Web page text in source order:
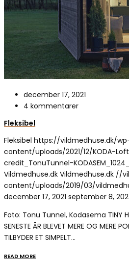
december 17, 2021
4 kommentarer
Fleksibel
Fleksibel https://vildmedhuse.dk/
content/uploads/2021/12/KODA-
credit_TonuTunnel-
Vildmedhuse.dk Vildmedhuse.dk //
content/uploads/2019/03/
december 17, 2021 september 8,
Foto: Tonu Tunnel, Kodasema TINY
SENESTE ÅR BLEVET MERE OG MERE
TILBYDER ET SIMPELT…
READ MORE